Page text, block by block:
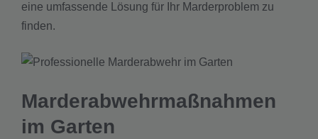
eine umfassende Lösung für Ihr Marderproblem zu
finden.
Marderabwehrmaßnahmen
im Garten